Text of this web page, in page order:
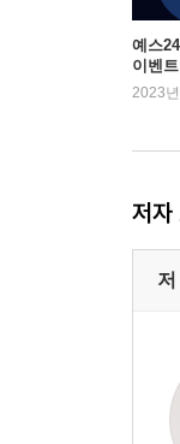
예스
이벤
2023
저자
저